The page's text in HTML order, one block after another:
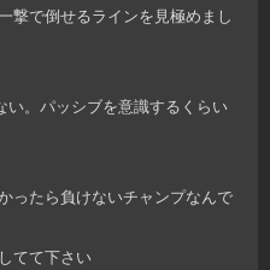
撃で倒せるラインを見極めまし
い。パッシブを意識するくらい
ったら負けないチャンプなんで
てて下さい